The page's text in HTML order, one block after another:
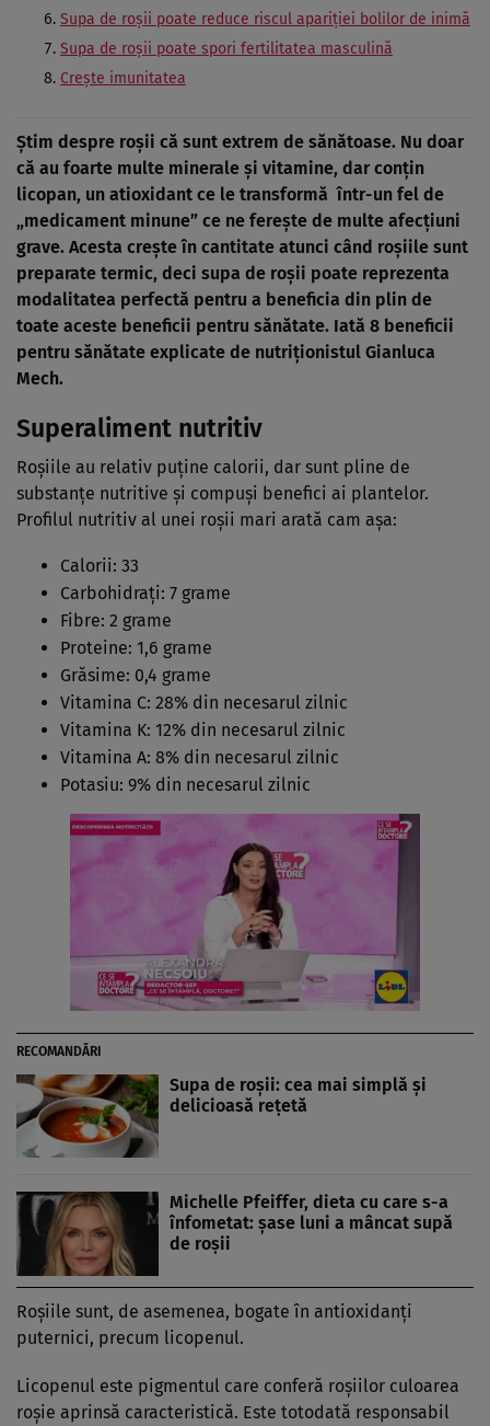
Supa de roșii poate reduce riscul apariției bolilor de inimă
Supa de roșii poate spori fertilitatea masculină
Crește imunitatea
Știm despre roșii că sunt extrem de sănătoase. Nu doar
că au foarte multe minerale și vitamine, dar conțin
licopan, un atioxidant ce le transformăîntr-un fel de
„medicament minune” ce ne ferește de multe afecțiuni
grave. Acesta crește în cantitate atunci când roșiile sunt
preparate termic, deci supa de roșii poate reprezenta
modalitatea perfectă pentru a beneficia din plin de
toate aceste beneficii pentru sănătate. Iată 8 beneficii
pentru sănătate explicate de nutriționistul Gianluca
Mech.
Superaliment nutritiv
Roșiile au relativ puține calorii, dar sunt pline de
substanțe nutritive și compuși benefici ai plantelor.
Profilul nutritiv al unei roșii mari arată cam așa:
Calorii: 33
Carbohidrați: 7 grame
Fibre: 2 grame
Proteine: 1,6 grame
Grăsime: 0,4 grame
Vitamina C: 28% din necesarul zilnic
Vitamina K: 12% din necesarul zilnic
Vitamina A: 8% din necesarul zilnic
Potasiu: 9% din necesarul zilnic
RECOMANDĂRI
Supa de roșii: cea mai simplă și
delicioasă rețetă
Michelle Pfeiffer, dieta cu care s-a
înfometat: şase luni a mâncat supă
de roşii
Roșiile sunt, de asemenea, bogate în antioxidanți
puternici, precum licopenul.
Licopenul este pigmentul care conferă roșiilor culoarea
roșie aprinsă caracteristică. Este totodată responsabil